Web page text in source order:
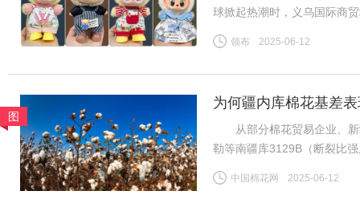
球掀起热潮时，义乌国际商
终空空如也——订单像潮水
领布 2025-06-12
图
为何疆内库棉花基差
从部分棉花贸易企业、新
勒等南疆库3129B（断裂比
比强度28-30CN/TEX）基差
中国棉花网 2025-06-12